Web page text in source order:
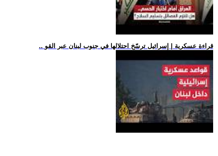
.. قراءة عسكرية | إسرائيل ترسّخ احتلالها في جنوب لبنان عبر القو